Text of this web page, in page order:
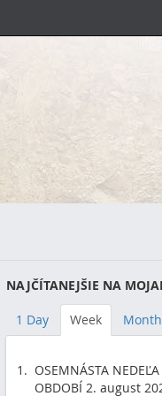
NAJČÍTANEJŠIE NA
1 Day Week Month
OSEMNÁSTA
OBDOBÍ 2. august